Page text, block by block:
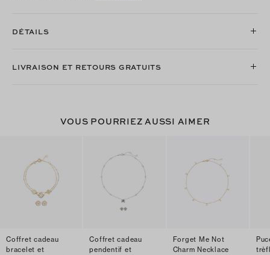
DÉTAILS
LIVRAISON ET RETOURS GRATUITS
VOUS POURRIEZ AUSSI AIMER
Coffret cadeau
bracelet et
Coffret cadeau
pendentif et
Forget Me Not
Charm Necklace